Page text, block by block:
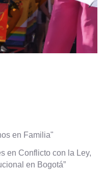
en Familia"
en Conflicto con la Ley,
en Bogotá”